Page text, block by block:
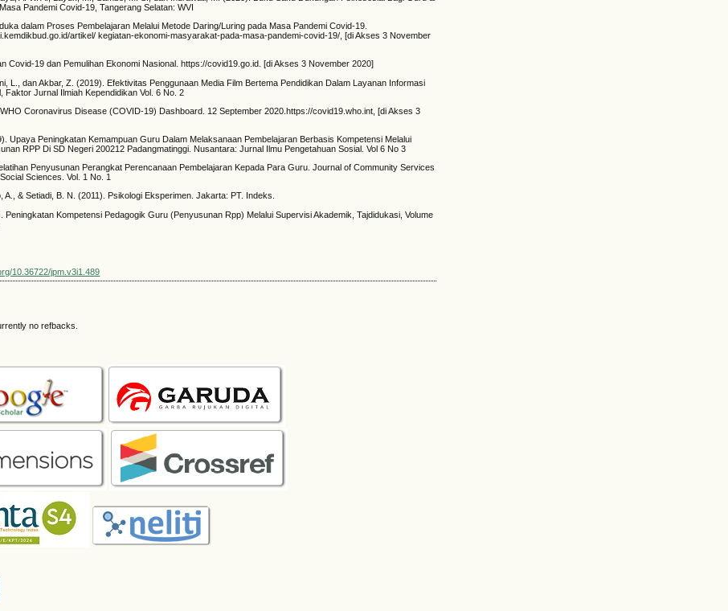
Pandemi Covid-19, Tangerang Selatan: WVI
dalam Proses Pembelajaran Melalui Metode Daring/Luring pada Masa Pandemi Covid-19.
artikel/ kegiatan-ekonomi-masyarakat-pada-masa-pandemi-covid-19/, [di Akses 3 November
Covid-19 dan Pemulihan Ekonomi Nasional. https://covid19.go.id. [di Akses 3 November 2020]
L., dan Akbar, Z. (2019). Efektivitas Penggunaan Media Film Bertema Pendidikan Dalam Layanan Informasi
Faktor Jurnal Ilmiah Kependidikan Vol. 6 No. 2
Coronavirus Disease (COVID-19) Dashboard. 12 September 2020.https://covid19.who.int, [di Akses 3
Upaya Peningkatan Kemampuan Guru Dalam Melaksanaan Pembelajaran Berbasis Kompetensi Melalui
RPP Di SD Negeri 200212 Padangmatinggi. Nusantara: Jurnal Ilmu Pengetahuan Sosial. Vol 6 No 3
Penyusunan Perangkat Perencanaan Pembelajaran Kepada Para Guru. Journal of Community Services
Sciences. Vol. 1 No. 1
A., & Setiadi, B. N. (2011). Psikologi Eksperimen. Jakarta: PT. Indeks.
Peningkatan Kompetensi Pedagogik Guru (Penyusunan Rpp) Melalui Supervisi Akademik, Tajdidukasi, Volume
10.36722/jpm.v3i1.489
no refbacks.